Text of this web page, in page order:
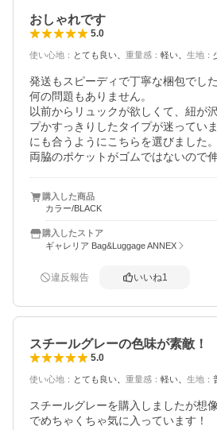
おしゃれです
5.0
使い心地 ： とても良い 重量感 ： 軽い 生地 ：
発送もスピーディで丁寧な梱包でした
何の問題もありません。
以前からリュックが欲しくて、紐が
プかすっきりしたタイプが迷ってい
にも合うようにこちらを選びました。
両脇のポケットがゴムではないので
もう少し使い込んでクタッといい感
購入した商品
カラー/BLACK
購入したストア
ギャレリア Bag&Luggage ANNEX
違反報告 いいね1
スチールグレーの色味が素敵！
5.0
使い心地 ： とても良い 重量感 ： 軽い 生地 ：
スチールグレーを購入しましたが想
でめちゃくちゃ気に入っています！